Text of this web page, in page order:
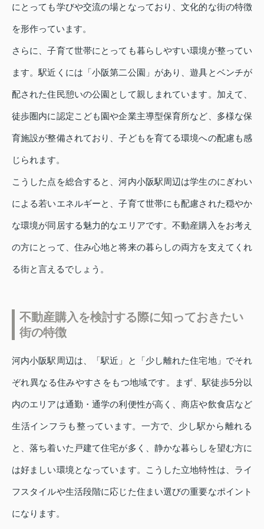
にとっても学びや交流の場となっており、文化的な街の特徴
を形作っています。
さらに、子育て世帯にとっても暮らしやすい環境が整ってい
ます。駅近くには「小阪第二公園」があり、遊具とベンチが
配された住民憩いの公園として親しまれています。加えて、
徒歩圏内に認定こども園や企業主導型保育所など、多様な保
育施設が整備されており、子どもを育てる環境への配慮も感
じられます。
こうした点を総合すると、河内小阪駅周辺は学生のにぎわい
による若いエネルギーと、子育て世帯にも配慮された穏やか
な環境が同居する魅力的なエリアです。不動産購入をお考え
の方にとって、住み心地と将来の暮らしの両方を支えてくれ
る街と言えるでしょう。
不動産購入を検討する際に知っておきたい
街の特徴
河内小阪駅周辺は、「駅近」と「少し離れた住宅地」でそれ
ぞれ異なる住みやすさをもつ地域です。まず、駅徒歩5分以
内のエリアは通勤・通学の利便性が高く、商店や飲食店など
生活インフラも整っています。一方で、少し駅から離れる
と、落ち着いた戸建て住宅が多く、静かな暮らしを望む方に
は好ましい環境となっています。こうした立地特性は、ライ
フスタイルや生活段階に応じた住まい選びの重要なポイント
になります。